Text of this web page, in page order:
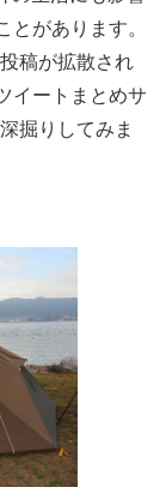
があります。
稿が拡散され
イートまとめサ
掘りしてみま